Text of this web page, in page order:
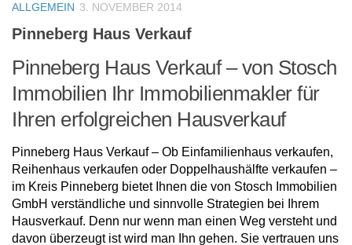
ALLGEMEIN 3. NOVEMBER 2014
Pinneberg Haus Verkauf
Pinneberg Haus Verkauf – von Stosch
Immobilien Ihr Immobilienmakler für
Ihren erfolgreichen Hausverkauf
Pinneberg Haus Verkauf – Ob Einfamilienhaus verkaufen,
Reihenhaus verkaufen oder Doppelhaushälfte verkaufen –
im Kreis Pinneberg bietet Ihnen die von Stosch Immobilien
GmbH verständliche und sinnvolle Strategien bei Ihrem
Hausverkauf. Denn nur wenn man einen Weg versteht und
davon überzeugt ist wird man Ihn gehen. Sie vertrauen uns